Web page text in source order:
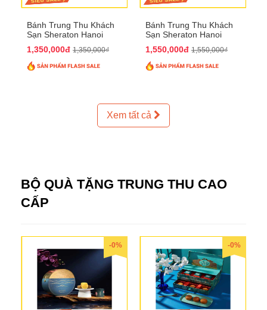
Bánh Trung Thu Khách
Sạn Sheraton Hanoi
1,350,000đ 1,350,000₫
Bánh Trung Thu Khách
Sạn Sheraton Hanoi
1,550,000đ 1,550,000₫
Xem tất cả
BỘ QUÀ TẶNG TRUNG THU CAO
CẤP
-0% -0%